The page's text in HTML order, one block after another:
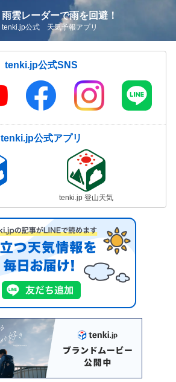
雨雲レーダーで雨を回避！
tenki.jp公式 天気予報アプリ
tenki.jp公式SNS
tenki.jp公式アプリ
tenki.jp 登山天気